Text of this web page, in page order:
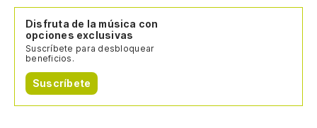
Disfruta de la música con
opciones exclusivas
Suscríbete para desbloquear
beneficios.
Suscríbete